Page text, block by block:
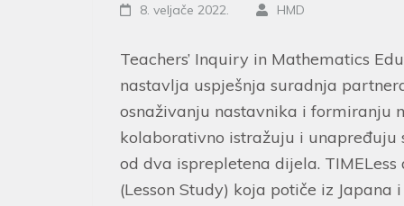
8. veljače 2022. HMD
Teachers’ Inquiry in Mathematics
nastavlja uspješnja suradnja
osnaživanju nastavnika i formiranju
kolaborativno istražuju i unapređuju
od dva isprepletena dijela.
(Lesson Study) koja potiče iz